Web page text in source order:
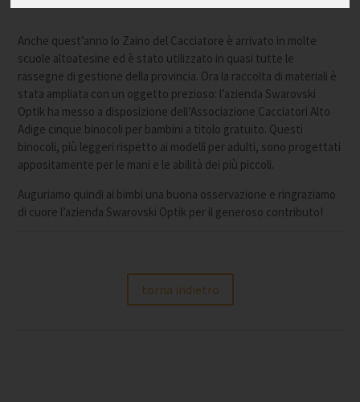
Anche quest’anno lo Zaino del Cacciatore è arrivato in molte
scuole altoatesine ed è stato utilizzato in quasi tutte le
rassegne di gestione della provincia. Ora la raccolta di materiali è
stata ampliata con un oggetto prezioso: l’azienda Swarovski
Optik ha messo a disposizione dell’Associazione Cacciatori Alto
Adige cinque binocoli per bambini a titolo gratuito. Questi
binocoli, più leggeri rispetto ai modelli per adulti, sono progettati
appositamente per le mani e le abilità dei più piccoli.
Auguriamo quindi ai bimbi una buona osservazione e ringraziamo
di cuore l’azienda Swarovski Optik per il generoso contributo!
torna indietro